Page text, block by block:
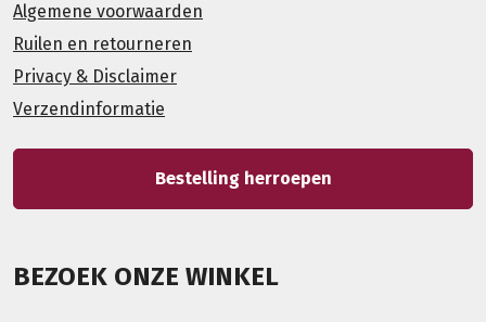
Algemene voorwaarden
Ruilen en retourneren
Privacy & Disclaimer
Verzendinformatie
Bestelling herroepen
BEZOEK ONZE WINKEL